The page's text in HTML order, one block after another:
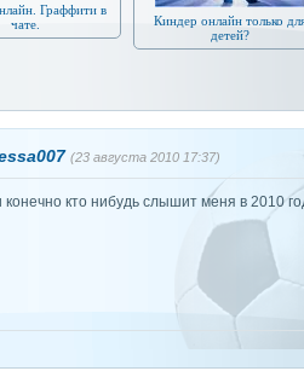
Граффити в
чате.
Киндер онлайн только
детей?
(23 августа 2010 17:37)
конечно кто нибудь слышит меня в 2010